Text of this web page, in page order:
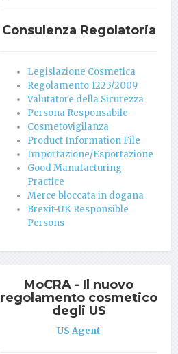
Consulenza Regolatoria
Legislazione Cosmetica
Regolamento 1223/2009
Valutatore della Sicurezza
Persona Responsabile
Cosmetovigilanza
Product Information File
Importazione/Esportazione
Good Manufacturing
Practice
Merce bloccata in dogana
Brexit-UK Responsible
Persons
MoCRA - Il nuovo
regolamento cosmetico
degli US
US Agent